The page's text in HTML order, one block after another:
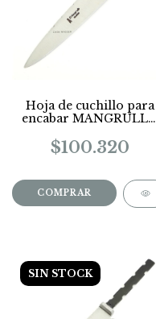
Hoja de cuchillo para
encabar MANGRULLO
$100.320
SIN STOCK